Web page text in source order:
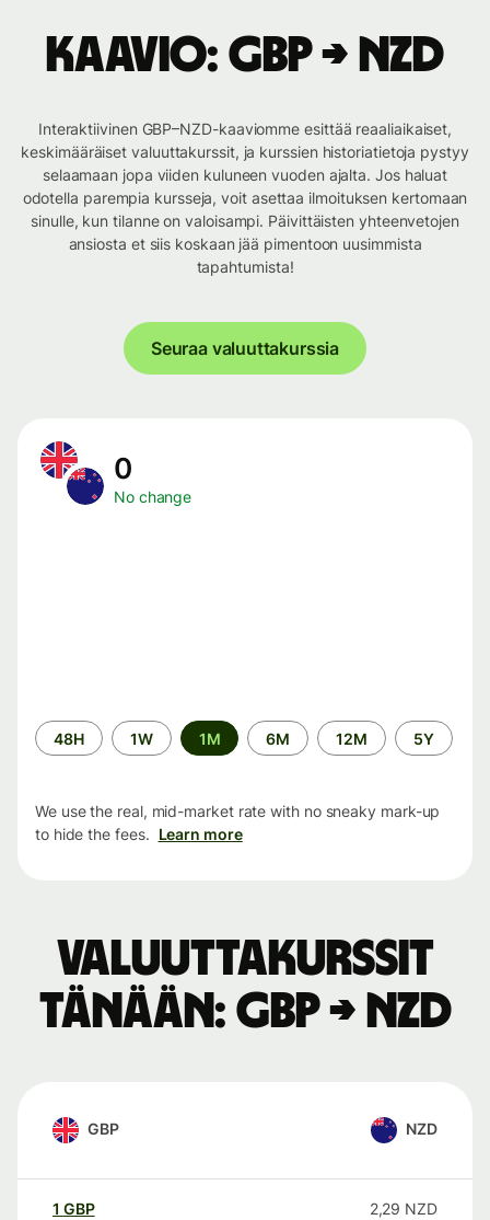
Kaavio: GBP → NZD
Interaktiivinen GBP–NZD-kaaviomme esittää reaaliaikaiset,
keskimääräiset valuuttakurssit, ja kurssien historiatietoja pystyy
selaamaan jopa viiden kuluneen vuoden ajalta. Jos haluat
odotella parempia kursseja, voit asettaa ilmoituksen kertomaan
sinulle, kun tilanne on valoisampi. Päivittäisten yhteenvetojen
ansiosta et siis koskaan jää pimentoon uusimmista
tapahtumista!
Seuraa valuuttakurssia
0
No change
Time
period
48H 1W 1M 6M 12M 5Y
We use the real, mid-market rate with no sneaky mark-up
to hide the fees. Learn more
Valuuttakurssit
tänään: GBP → NZD
GBP NZD
1 GBP 2,29 NZD